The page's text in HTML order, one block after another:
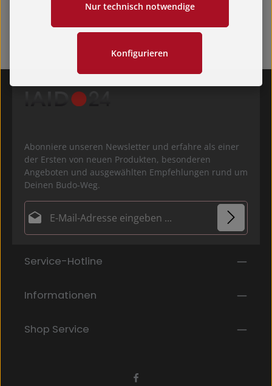
Abonniere unseren Newsletter und erfahre als einer
der Ersten von neuen Produkten, besonderen
Angeboten und ausgewählten Empfehlungen rund um
Deinen Budo-Weg.
E-Mail-Adresse*
Ich habe dieDatenschutzbestimmungen
mit ihnen einverstanden.
Die mit einem Stern (*) markierten Felder sind
Pflichtfelder.
Service-Hotline
Informationen
Shop Service
Nur technisch notwendige
Konfigurieren